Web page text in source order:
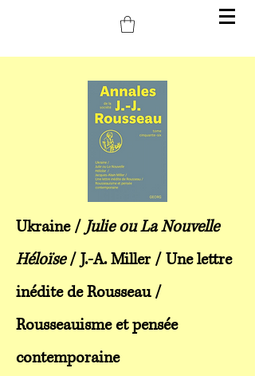
Ukraine /Julie ou La Nouvelle
Héloïse/ J.-A. Miller / Une lettre
inédite de Rousseau /
Rousseauisme et pensée
contemporaine